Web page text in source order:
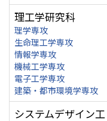
理工学研究科
理学専攻
生命理工学専攻
情報学専攻
機械工学専攻
電子工学専攻
建築・都市環境学専攻
システムデザイン工